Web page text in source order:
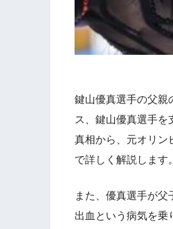
鍵山優真選手の父親
ス、鍵山優真選手を
真相から、元オリン
で詳しく解説します。
また、優真選手が
出血という病気を乗